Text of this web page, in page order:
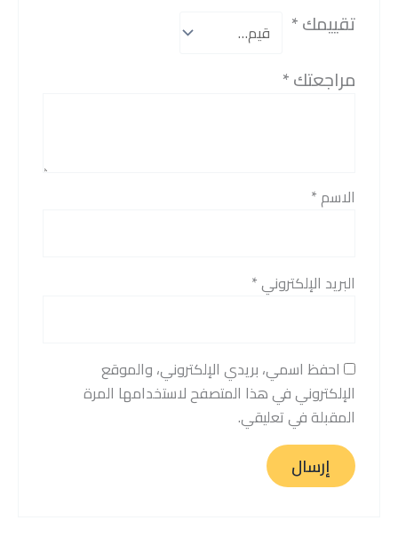
تقييمك*
مراجعتك*
الاسم*
البريد الإلكتروني*
احفظ اسمي، بريدي الإلكتروني، والموقع
الإلكتروني في هذا المتصفح لاستخدامها المرة
المقبلة في تعليقي.